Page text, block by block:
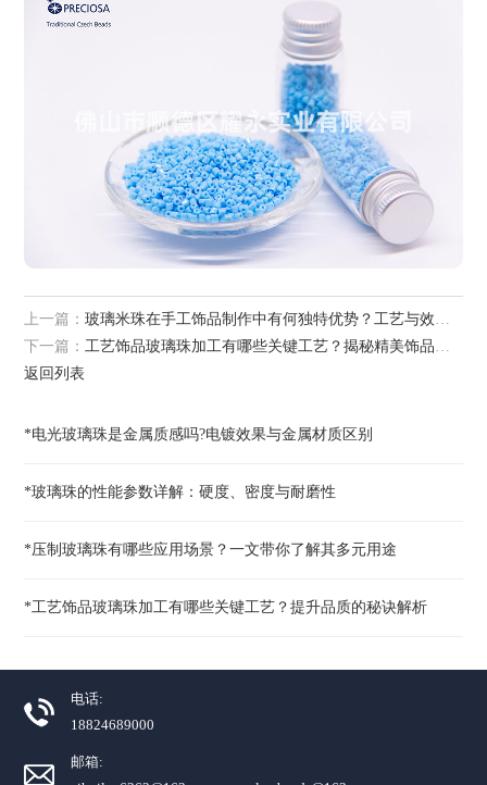
上一篇：玻璃米珠在手工饰品制作中有何独特优势？工艺与效果解析
返回列表
下一篇：工艺饰品玻璃珠加工有哪些关键工艺？揭秘精美饰品背后的制作秘诀
*电光玻璃珠是金属质感吗?电镀效果与金属材质区别
*玻璃珠的性能参数详解：硬度、密度与耐磨性
*压制玻璃珠有哪些应用场景？一文带你了解其多元用途
*工艺饰品玻璃珠加工有哪些关键工艺？提升品质的秘诀解析
电话:
18824689000
邮箱: